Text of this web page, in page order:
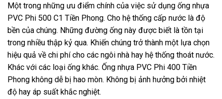
Một trong những ưu điểm chính của việc sử dụng ống nhựa
PVC Phi 500 C1 Tiền Phong. Cho hệ thống cấp nước là độ
bền của chúng. Những đường ống này được biết là tồn tại
trong nhiều thập kỷ qua. Khiến chúng trở thành một lựa chọn
hiệu quả về chi phí cho các ngôi nhà hay hệ thống thoát nước.
Khác với các loại ống khác. Ống nhựa PVC Phi 400 Tiền
Phong không dễ bị hao mòn. Không bị ảnh hưởng bởi nhiệt
độ hay áp suất khắc nghiệt.